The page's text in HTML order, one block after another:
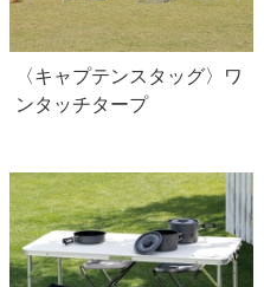
〈キャプテンスタッグ〉ワ
ンタッチタープ